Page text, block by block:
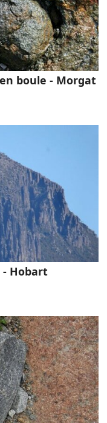
boule - Morgat
- Hobart